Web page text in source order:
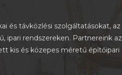
és távközlési szolgáltatásokat, az
ipari rendszereken. Partnereink az
kis és közepes méretű építőipari